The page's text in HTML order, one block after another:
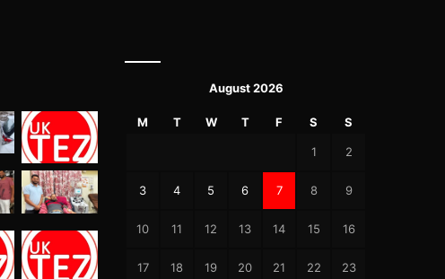
August 2026
M T W T F S S
1 2
3 4 5 6 7 8 9
10 11 12 13 14 15 16
17 18 19 20 21 22 23